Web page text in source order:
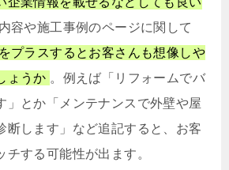
容や施工事例のページに関して
プラスするとお客さんも想像しや
ょうか 。例えば「リフォームでバ
」とか「メンテナンスで外壁や屋
断します」など追記すると、お客
チする可能性が出ます。